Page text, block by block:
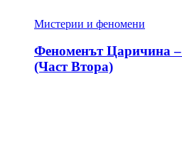
Мистерии и феномени
Феноменът Царичина
(Част Втора)